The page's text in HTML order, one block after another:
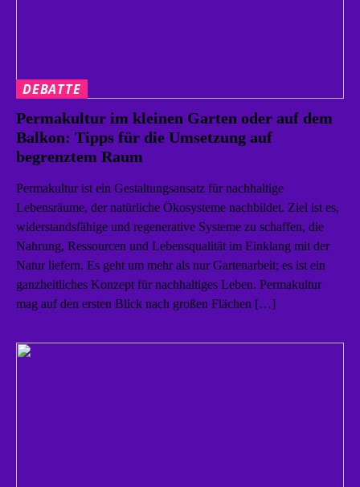
DEBATTE
Permakultur im kleinen Garten oder auf dem
Balkon: Tipps für die Umsetzung auf
begrenztem Raum
Permakultur ist ein Gestaltungsansatz für nachhaltige
Lebensräume, der natürliche Ökosysteme nachbildet. Ziel ist es,
widerstandsfähige und regenerative Systeme zu schaffen, die
Nahrung, Ressourcen und Lebensqualität im Einklang mit der
Natur liefern. Es geht um mehr als nur Gartenarbeit; es ist ein
ganzheitliches Konzept für nachhaltiges Leben. Permakultur
mag auf den ersten Blick nach großen Flächen […]